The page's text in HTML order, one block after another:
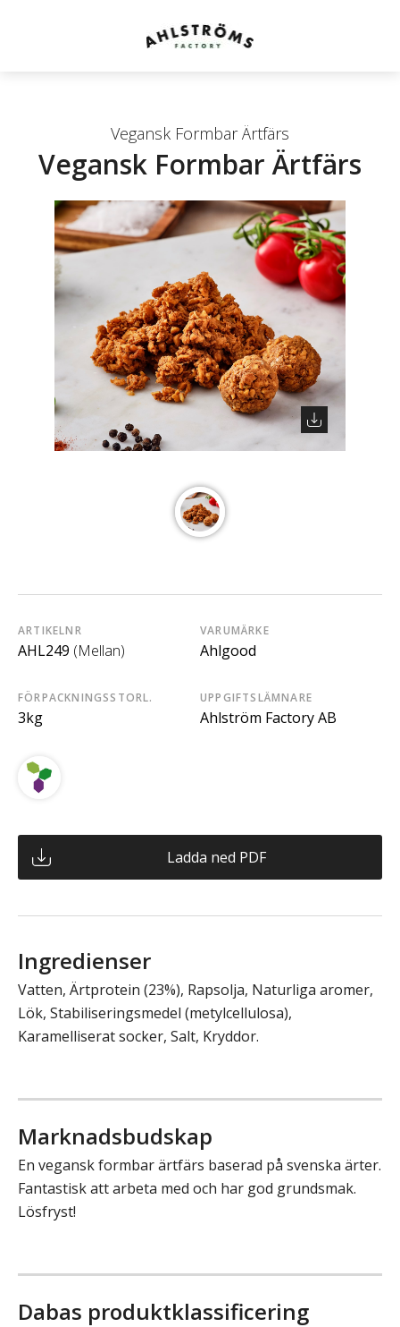
Vegansk Formbar Ärtfärs
Vegansk Formbar Ärtfärs
ARTIKELNR
AHL249 (Mellan)
VARUMÄRKE
Ahlgood
FÖRPACKNINGSSTORL.
3kg
UPPGIFTSLÄMNARE
Ahlström Factory AB
Ladda ned PDF
Ingredienser
Vatten, Ärtprotein (23%), Rapsolja, Naturliga aromer,
Lök, Stabiliseringsmedel (metylcellulosa),
Karamelliserat socker, Salt, Kryddor.
Marknadsbudskap
En vegansk formbar ärtfärs baserad på svenska ärter.
Fantastisk att arbeta med och har god grundsmak.
Lösfryst!
Dabas produktklassificering